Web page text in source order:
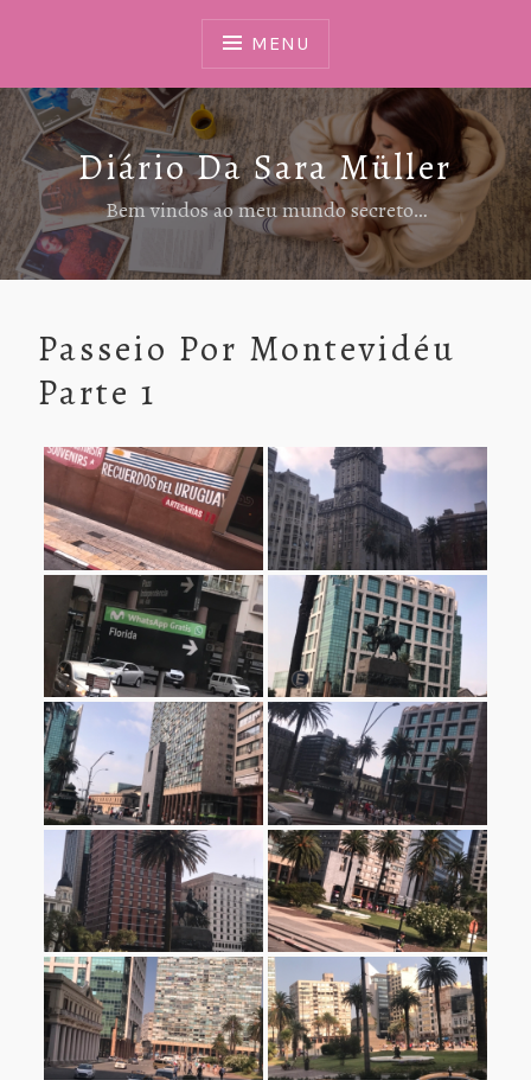
MENU
Diário Da Sara Müller
Bem vindos ao meu mundo secreto…
Passeio Por Montevidéu
Parte 1